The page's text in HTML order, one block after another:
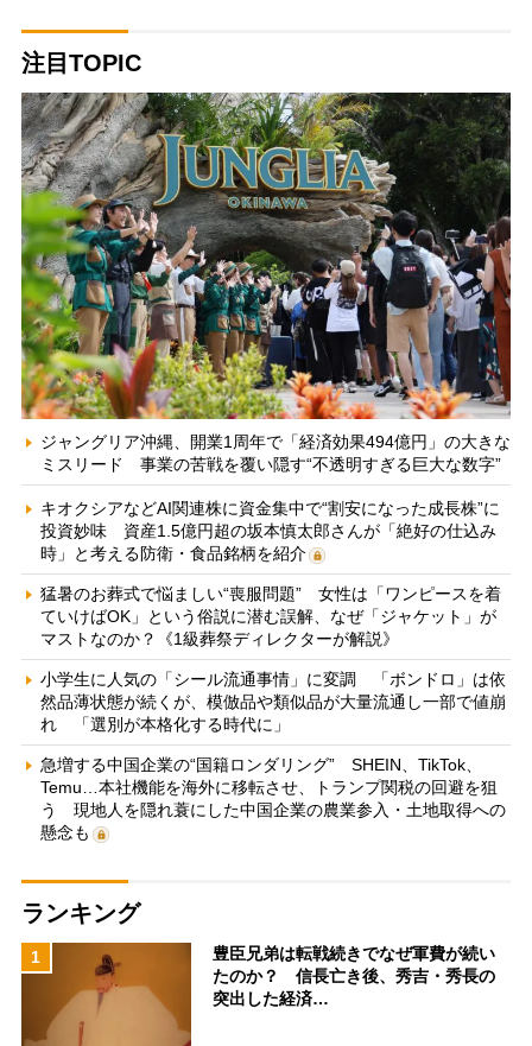
注目TOPIC
ジャングリア沖縄、開業1周年で「経済効果494億円」の大きな
ミスリード 事業の苦戦を覆い隠す“不透明すぎる巨大な数字”
キオクシアなどAI関連株に資金集中で“割安になった成長株”に
投資妙味 資産1.5億円超の坂本慎太郎さんが「絶好の仕込み
時」と考える防衛・食品銘柄を紹介
猛暑のお葬式で悩ましい“喪服問題” 女性は「ワンピースを着
ていけばOK」という俗説に潜む誤解、なぜ「ジャケット」が
マストなのか？《1級葬祭ディレクターが解説》
小学生に人気の「シール流通事情」に変調 「ボンドロ」は依
然品薄状態が続くが、模倣品や類似品が大量流通し一部で値崩
れ 「選別が本格化する時代に」
急増する中国企業の“国籍ロンダリング” SHEIN、TikTok、
Temu…本社機能を海外に移転させ、トランプ関税の回避を狙
う 現地人を隠れ蓑にした中国企業の農業参入・土地取得への
懸念も
ランキング
1
豊臣兄弟は転戦続きでなぜ軍費が続い
たのか？ 信長亡き後、秀吉・秀長の
突出した経済…